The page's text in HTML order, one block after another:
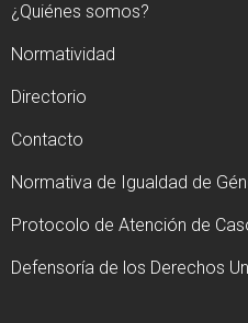
¿Quiénes somos?
Normatividad
Directorio
Contacto
Normativa de Igualdad de
Protocolo de Atención de
Defensoría de los Derechos